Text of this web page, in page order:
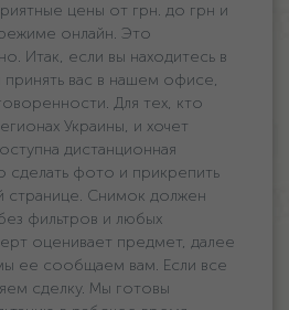
цены oт грн. дo грн и
онлайн. Это
Итак, если вы находитесь в
вас в нашем офисе,
Для тех, кто
Украины, и хочет
дистанционная
сделать фото и прикрепить
странице. Снимок должен
фильтров и любых
оценивает предмет, далее
ее сообщаем вам. Если все
сделку. Мы готовы